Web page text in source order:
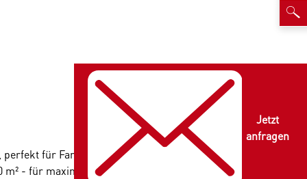
, perfekt für Familien, Paare und Singles. Die
- für maximalen Wohnkomfort.
Jetzt
anfragen